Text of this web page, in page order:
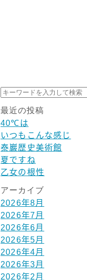
最近の投稿
40℃は
いつもこんな感じ
泰巖歴史美術館
夏ですね
乙女の根性
アーカイブ
2026年8月
2026年7月
2026年6月
2026年5月
2026年4月
2026年3月
2026年2月